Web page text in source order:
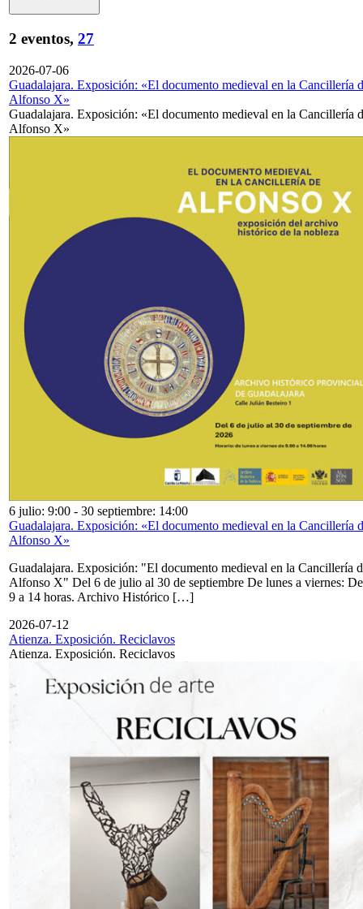
2 eventos, 27
2026-07-06
Guadalajara. Exposición: «El documento medieval en la Cancillería
Alfonso X»
Guadalajara. Exposición: «El documento medieval en la Cancillería
Alfonso X»
6 julio: 9:00 - 30 septiembre: 14:00
Guadalajara. Exposición: «El documento medieval en la Cancillería
Alfonso X»
Guadalajara. Exposición: "El documento medieval en la Cancillería
Alfonso X" Del 6 de julio al 30 de septiembre De lunes a viernes: De
9 a 14 horas. Archivo Histórico […]
2026-07-12
Atienza. Exposición. Reciclavos
Atienza. Exposición. Reciclavos